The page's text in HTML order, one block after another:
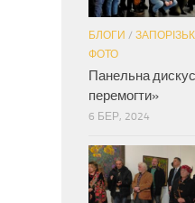
БЛОГИ /
ФОТО
Панельна
перемогти»
6 БЕР, 2024